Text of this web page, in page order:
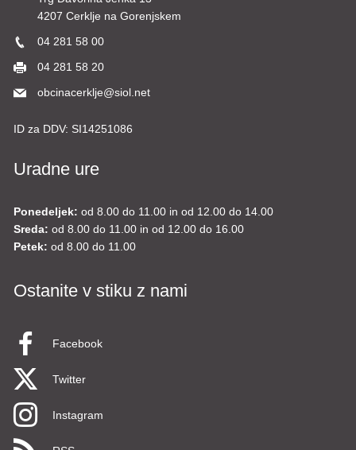
4207 Cerklje na Gorenjskem
04 281 58 00
04 281 58 20
obcinacerklje@siol.net
ID za DDV: SI14251086
Uradne ure
Ponedeljek: od 8.00 do 11.00 in od 12.00 do 14.00
Sreda: od 8.00 do 11.00 in od 12.00 do 16.00
Petek: od 8.00 do 11.00
Ostanite v stiku z nami
Facebook
Twitter
Instagram